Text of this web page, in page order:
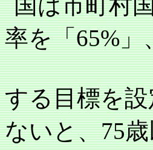
率を「65%」
する目標を
ないと、75